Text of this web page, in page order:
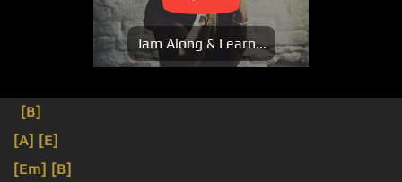
Jam Along & Learn...
[B]
[A] [E]
[Em] [B]